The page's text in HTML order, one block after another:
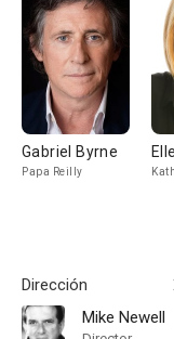
Gabriel Byrne
Papa Reilly
Dirección
Mike Newell